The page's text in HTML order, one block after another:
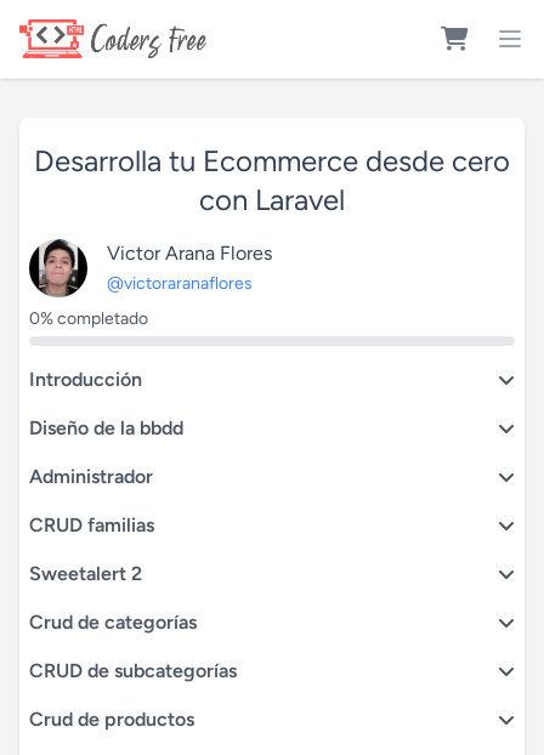
Desarrolla tu Ecommerce desde cero
con Laravel
Victor Arana Flores
@victoraranaflores
0% completado
Introducción
Diseño de la bbdd
Administrador
CRUD familias
Sweetalert 2
Crud de categorías
CRUD de subcategorías
Crud de productos